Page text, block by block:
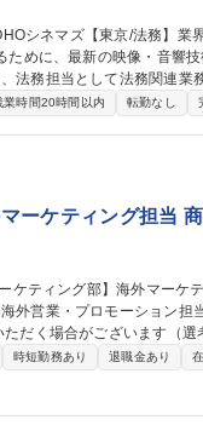
当として法務関連業務をお任せ
規約等の作成、アップデー
業時間20時間以内 転勤なし
ーケティング担当
外営業・プロモーション
ざいます（選考内でご相談） 【
の海外拡販や新商品導入に
ビスの案内、受注、出荷指
外マーケティング
時短勤務あり 退職金あり